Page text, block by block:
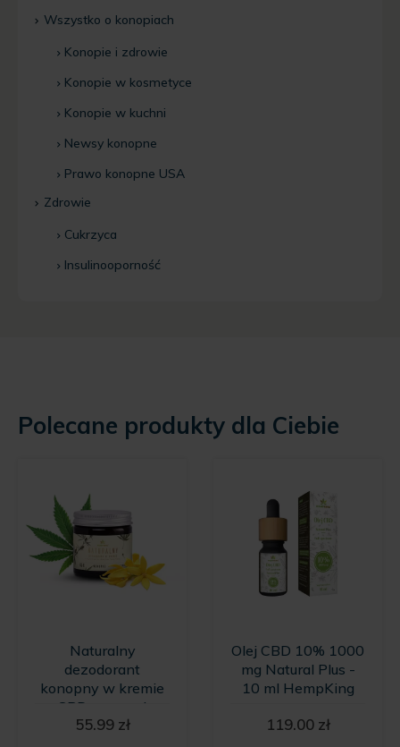
Wszystko o konopiach
Konopie i zdrowie
Konopie w kosmetyce
Konopie w kuchni
Newsy konopne
Prawo konopne USA
Zdrowie
Cukrzyca
Insulinooporność
Polecane produkty dla Ciebie
Naturalny
dezodorant
konopny w kremie
z CBD o zapachu
wanilii i kwiatów
55.99 zł
Olej CBD 10% 1000
mg Natural Plus -
10 ml HempKing
119.00 zł